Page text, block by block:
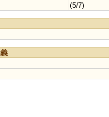
(5/7)